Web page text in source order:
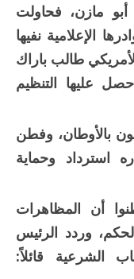
مازن، فحاولت
الإعلامية نفيها
طالب باراك
عليها التنظيم
بالأوطان، وفطن
وحماية
أن المظاهرات
وردد الرئيس
قائلاً: